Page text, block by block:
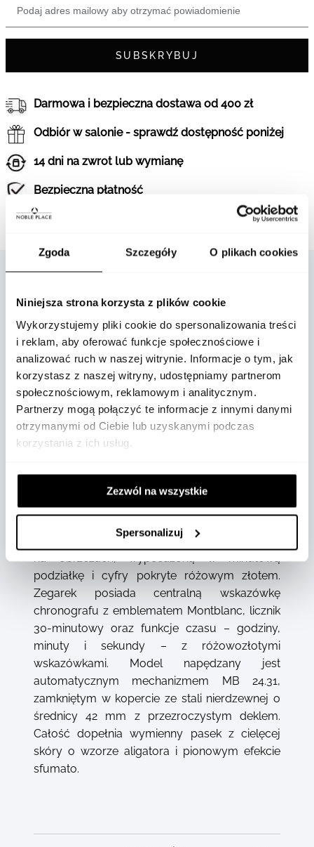
Zgoda Szczegóły O plikach cookies
Niniejsza strona korzysta z plików cookie
Wykorzystujemy pliki cookie do spersonalizowania treści
i reklam, aby oferować funkcje społecznościowe i
analizować ruch w naszej witrynie. Informacje o tym, jak
korzystasz z naszej witryny, udostępniamy partnerom
społecznościowym, reklamowym i analitycznym.
Partnerzy mogą połączyć te informacje z innymi danymi
otrzymanymi od Ciebie lub uzyskanymi podczas
korzystania z ich usług.
Zezwól na wszystkie
Spersonalizuj
SUBSKRYBUJ
Darmowa i bezpieczna dostawa od 400 zł
Odbiór w salonie - sprawdź dostępność poniżej
14 dni na zwrot lub wymianę
Bezpieczna płatność
Gwarancja oryginalności
OPIS
Zegarek Montblanc Star Legacy Chronograph
Limited Edition, ograniczony do 1786
Balmata, który jako pierwszy zdobył szczyt
Mont Blanc w 1786 roku. Czasomierz wyróżnia
przypominającym lodowiec i efektem sfumato
podziałkę i cyfry pokryte różowym złotem.
Zegarek posiada centralną wskazówkę
chronografu z emblematem Montblanc, licznik
30-minutowy oraz funkcje czasu – godziny,
minuty i sekundy – z różowozłotymi
wskazówkami. Model napędzany jest
automatycznym mechanizmem MB 24.31,
zamkniętym w kopercie ze stali nierdzewnej o
średnicy 42 mm z przezroczystym deklem.
Całość dopełnia wymienny pasek z cielęcej
skóry o wzorze aligatora i pionowym efekcie
sfumato.